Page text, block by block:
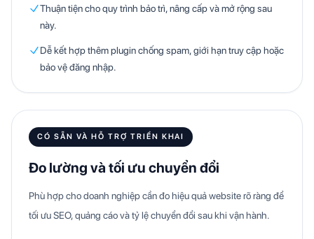
Thuận tiện cho quy trình bảo trì, nâng cấp và mở rộng sau
này.
Dễ kết hợp thêm plugin chống spam, giới hạn truy cập hoặc
bảo vệ đăng nhập.
CÓ SẴN VÀ HỖ TRỢ TRIỂN KHAI
Đo lường và tối ưu chuyển đổi
Phù hợp cho doanh nghiệp cần đo hiệu quả website rõ ràng để
tối ưu SEO, quảng cáo và tỷ lệ chuyển đổi sau khi vận hành.